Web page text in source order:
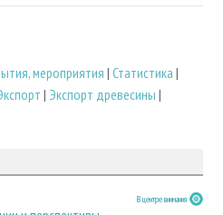
мероприятия| Статистика |
| Экспорт древесины |
В центре внимания